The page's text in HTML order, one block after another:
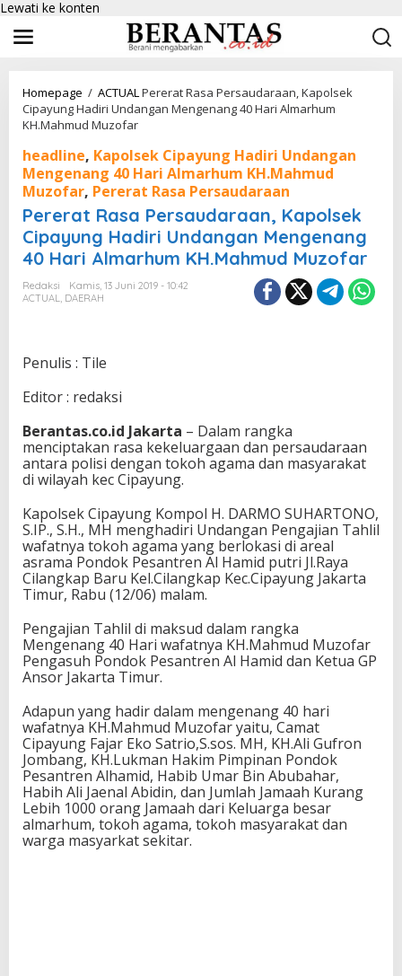
Lewati ke konten
Homepage / ACTUALPererat Rasa Persaudaraan, Kapolsek
Cipayung Hadiri Undangan Mengenang 40 Hari Almarhum
KH.Mahmud Muzofar
headline, Kapolsek Cipayung Hadiri Undangan
Mengenang 40 Hari Almarhum KH.Mahmud
Muzofar, Pererat Rasa Persaudaraan
Pererat Rasa Persaudaraan, Kapolsek
Cipayung Hadiri Undangan Mengenang
40 Hari Almarhum KH.Mahmud Muzofar
Redaksi
Kamis, 13 Juni 2019 - 10:42
ACTUAL, DAERAH
Penulis : Tile
Editor : redaksi
Berantas.co.id Jakarta – Dalam rangka
menciptakan rasa kekeluargaan dan persaudaraan
antara polisi dengan tokoh agama dan masyarakat
di wilayah kec Cipayung.
Kapolsek Cipayung Kompol H. DARMO SUHARTONO,
S.IP., S.H., MH menghadiri Undangan Pengajian Tahlil
wafatnya tokoh agama yang berlokasi di areal
asrama Pondok Pesantren Al Hamid putri Jl.Raya
Cilangkap Baru Kel.Cilangkap Kec.Cipayung Jakarta
Timur, Rabu (12/06) malam.
Pengajian Tahlil di maksud dalam rangka
Mengenang 40 Hari wafatnya KH.Mahmud Muzofar
Pengasuh Pondok Pesantren Al Hamid dan Ketua GP
Ansor Jakarta Timur.
Adapun yang hadir dalam mengenang 40 hari
wafatnya KH.Mahmud Muzofar yaitu, Camat
Cipayung Fajar Eko Satrio,S.sos. MH, KH.Ali Gufron
Jombang, KH.Lukman Hakim Pimpinan Pondok
Pesantren Alhamid, Habib Umar Bin Abubahar,
Habih Ali Jaenal Abidin, dan Jumlah Jamaah Kurang
Lebih 1000 orang Jamaah dari Keluarga besar
almarhum, tokoh agama, tokoh masyarakat dan
warga masyarkat sekitar.